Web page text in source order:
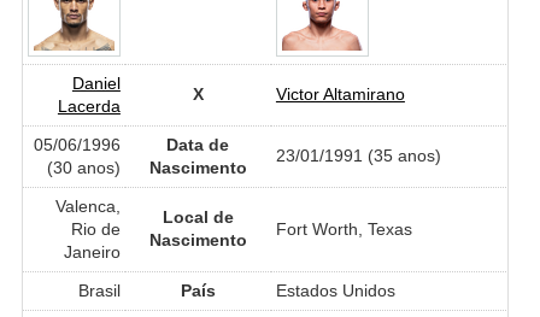
Daniel
Lacerda
X Victor Altamirano
05/06/1996
(30 anos)
Data de
Nascimento
23/01/1991 (35 anos)
Valenca,
Rio de
Janeiro
Local de
Nascimento
Fort Worth, Texas
Brasil País
Estados Unidos